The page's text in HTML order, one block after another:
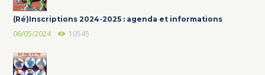
(Ré)Inscriptions 2024-2025 : agenda et informations
06/05/2024 10545